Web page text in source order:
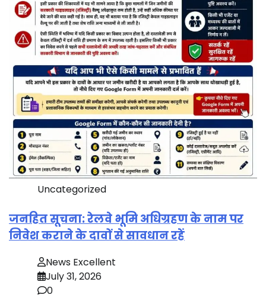
Uncategorized
जनहित सूचना: रेलवे भूमि अधिग्रहण के नाम पर
निवेश कराने के दावों से सावधान रहें
News Excellent
July 31, 2026
0